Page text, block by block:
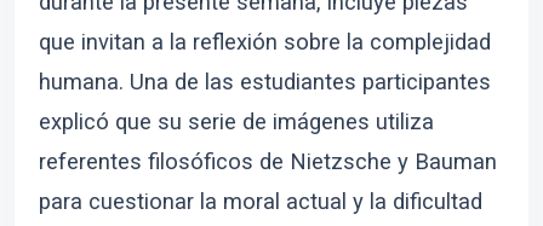
que invitan a la reflexión sobre la complejidad
humana. Una de las estudiantes participantes
explicó que su serie de imágenes utiliza
referentes filosóficos de Nietzsche y Bauman
para cuestionar la moral actual y la dificultad